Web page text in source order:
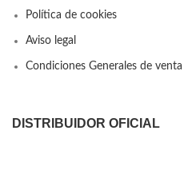
Política de cookies
Aviso legal
Condiciones Generales de venta
DISTRIBUIDOR OFICIAL